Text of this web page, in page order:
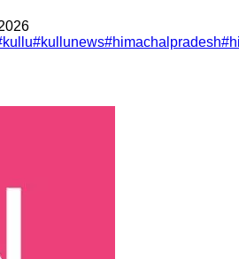
kullu#kullunews#himachalpradesh#